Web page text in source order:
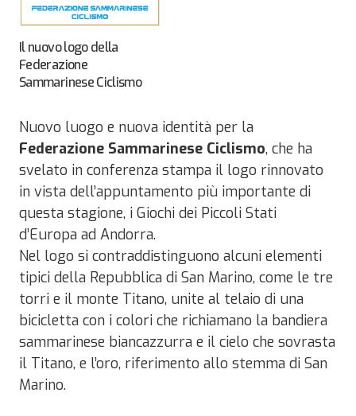
Il nuovo logo della
Federazione
Sammarinese Ciclismo
Nuovo luogo e nuova identità per la
Federazione Sammarinese Ciclismo, che ha
svelato in conferenza stampa il logo rinnovato
in vista dell’appuntamento più importante di
questa stagione, i Giochi dei Piccoli Stati
d’Europa ad Andorra.
Nel logo si contraddistinguono alcuni elementi
tipici della Repubblica di San Marino, come le tre
torri e il monte Titano, unite al telaio di una
bicicletta con i colori che richiamano la bandiera
sammarinese biancazzurra e il cielo che sovrasta
il Titano, e l’oro, riferimento allo stemma di San
Marino.